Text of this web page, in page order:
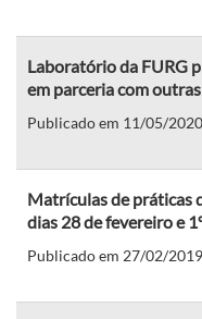
Laboratório da FURG
em parceria com
Publicado em 11/05/
Matrículas de práticas
dias 28 de fevereiro e
Publicado em 27/02/